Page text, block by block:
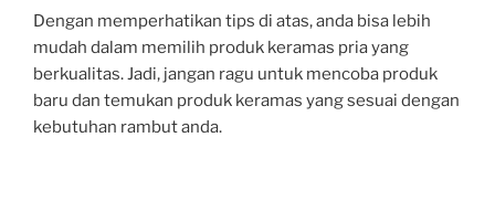
Dengan memperhatikan tips di atas, anda bisa lebih
mudah dalam memilih produk keramas pria yang
berkualitas. Jadi, jangan ragu untuk mencoba produk
baru dan temukan produk keramas yang sesuai dengan
kebutuhan rambut anda.